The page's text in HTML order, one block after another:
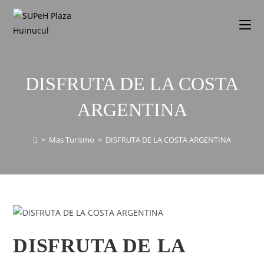
DISFRUTA DE LA COSTA
ARGENTINA
> Mas Turismo > DISFRUTA DE LA COSTA ARGENTINA
DISFRUTA DE LA